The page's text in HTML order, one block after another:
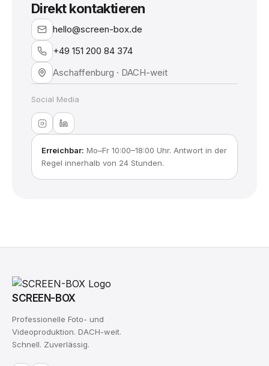
Direkt kontaktieren
hello@screen-box.de
+49 151 200 84 374
Aschaffenburg · DACH-weit
Social Media
Erreichbar: Mo–Fr 10:00–18:00 Uhr. Antwort in der
Regel innerhalb von 24 Stunden.
SCREEN-BOX
Professionelle Foto- und
Videoproduktion. DACH-weit.
Schnell. Zuverlässig.